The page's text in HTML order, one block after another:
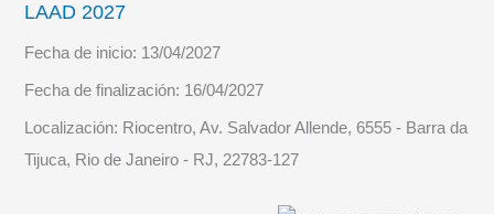
LAAD 2027
Fecha de inicio: 13/04/2027
Fecha de finalización: 16/04/2027
Localización: Riocentro, Av. Salvador Allende, 6555 - Barra da
Tijuca, Rio de Janeiro - RJ, 22783-127